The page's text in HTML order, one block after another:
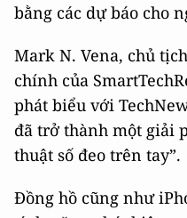
bằng các dự báo cho
Mark N. Vena, chủ
chính của
phát biểu với
đã trở thành một giải
thuật số đeo trên tay”.
Đồng hồ cũng như